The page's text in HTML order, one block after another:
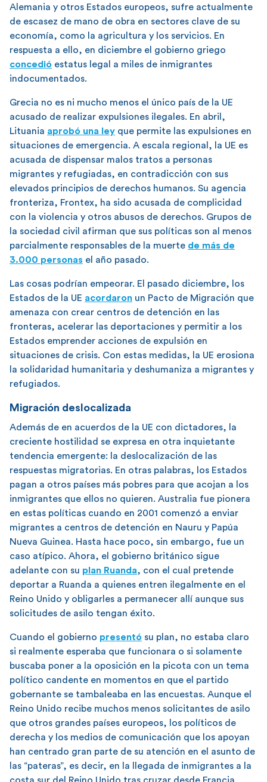
Alemania y otros Estados europeos, sufre actualmente
de escasez de mano de obra en sectores clave de su
economía, como la agricultura y los servicios. En
respuesta a ello, en diciembre el gobierno griego
concedió estatus legal a miles de inmigrantes
indocumentados.
Grecia no es ni mucho menos el único país de la UE
acusado de realizar expulsiones ilegales. En abril,
Lituania aprobó una ley que permite las expulsiones en
situaciones de emergencia. A escala regional, la UE es
acusada de dispensar malos tratos a personas
migrantes y refugiadas, en contradicción con sus
elevados principios de derechos humanos. Su agencia
fronteriza, Frontex, ha sido acusada de complicidad
con la violencia y otros abusos de derechos. Grupos de
la sociedad civil afirman que sus políticas son al menos
parcialmente responsables de la muerte de más de
3.000 personas el año pasado.
Las cosas podrían empeorar. El pasado diciembre, los
Estados de la UE acordaron un Pacto de Migración que
amenaza con crear centros de detención en las
fronteras, acelerar las deportaciones y permitir a los
Estados emprender acciones de expulsión en
situaciones de crisis. Con estas medidas, la UE erosiona
la solidaridad humanitaria y deshumaniza a migrantes y
refugiados.
Migración deslocalizada
Además de en acuerdos de la UE con dictadores, la
creciente hostilidad se expresa en otra inquietante
tendencia emergente: la deslocalización de las
respuestas migratorias. En otras palabras, los Estados
pagan a otros países más pobres para que acojan a los
inmigrantes que ellos no quieren. Australia fue pionera
en estas políticas cuando en 2001 comenzó a enviar
migrantes a centros de detención en Nauru y Papúa
Nueva Guinea. Hasta hace poco, sin embargo, fue un
caso atípico. Ahora, el gobierno británico sigue
adelante con su plan Ruanda, con el cual pretende
deportar a Ruanda a quienes entren ilegalmente en el
Reino Unido y obligarles a permanecer allí aunque sus
solicitudes de asilo tengan éxito.
Cuando el gobierno presentó su plan, no estaba claro
si realmente esperaba que funcionara o si solamente
buscaba poner a la oposición en la picota con un tema
político candente en momentos en que el partido
gobernante se tambaleaba en las encuestas. Aunque el
Reino Unido recibe muchos menos solicitantes de asilo
que otros grandes países europeos, los políticos de
derecha y los medios de comunicación que los apoyan
han centrado gran parte de su atención en el asunto de
las “pateras”, es decir, en la llegada de inmigrantes a la
costa sur del Reino Unido tras cruzar desde Francia.